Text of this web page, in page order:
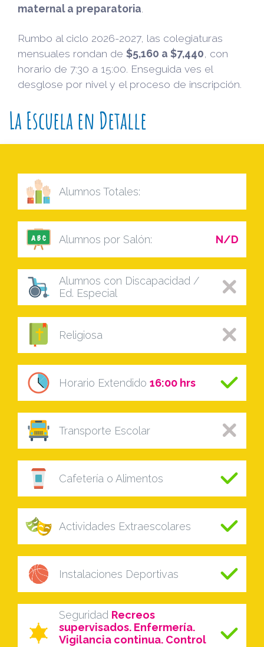
maternal a preparatoria
Rumbo al ciclo 2026-2027, las colegiaturas
mensuales rondan de $5,160 a $7,440 , con
horario de 7:30 a 15:00. Enseguida ves el
desglose por nivel y el proceso de inscripción.
La Escuela en Detalle
Alumnos Totales:
Alumnos por Salón: N/D
Alumnos con Discapacidad /
Ed. Especial
Religiosa
Horario Extendido 16:00 hrs
Transporte Escolar
Cafetería o Alimentos
Actividades Extraescolares
Instalaciones Deportivas
Seguridad Recreos
supervisados. Enfermería.
Vigilancia continua. Control